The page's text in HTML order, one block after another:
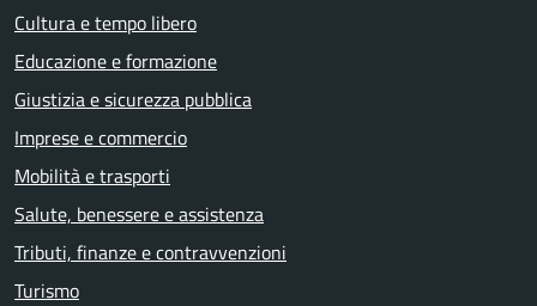
Cultura e tempo libero
Educazione e formazione
Giustizia e sicurezza pubblica
Imprese e commercio
Mobilità e trasporti
Salute, benessere e assistenza
Tributi, finanze e contravvenzioni
Turismo